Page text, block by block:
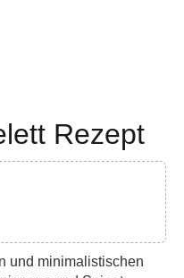
Rezept
und minimalistischen